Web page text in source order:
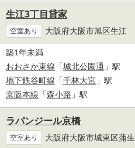
生江3丁目貸家
空室あり 大阪府大阪市旭区生江
築1年未満
おおさか東線 「城北公園通 」駅
地下鉄谷町線 「千林大宮 」駅
京阪本線 「森小路 」駅
ラパンジール京橋
空室あり 大阪府大阪市城東区蒲生